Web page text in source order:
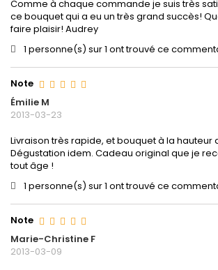
Comme à chaque commande je suis très
ce bouquet qui a eu un très grand succès!
faire plaisir! Audrey
1 personne(s) sur 1 ont trouvé ce
Note
Émilie M
2013-03-23
Livraison très rapide, et bouquet à la hauteur
Dégustation idem. Cadeau original que je
tout âge !
1 personne(s) sur 1 ont trouvé ce
Note
Marie-Christine F
2013-03-09